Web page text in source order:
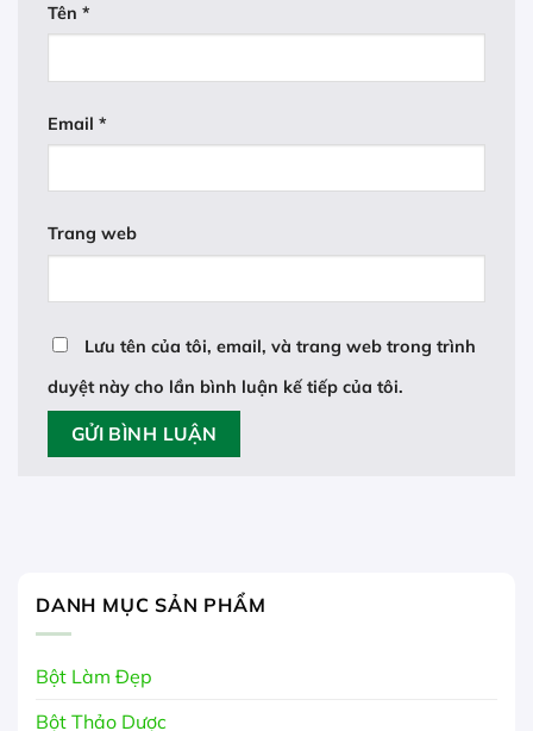
Tên *
Email *
Trang web
Lưu tên của tôi, email, và trang web trong trình
duyệt này cho lần bình luận kế tiếp của tôi.
DANH MỤC SẢN PHẨM
Bột Làm Đẹp
Bột Thảo Dược